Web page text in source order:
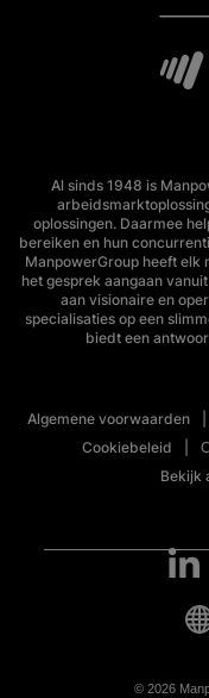
Al sinds 1948 is
oplossingen. Daarmee
bereiken en hun
ManpowerGroup heeft elk
het gesprek aangaan
aan visionaire en
specialisaties op een
biedt een
Algemene voorwaarden
Cookiebeleid
Bekijk
© 2026